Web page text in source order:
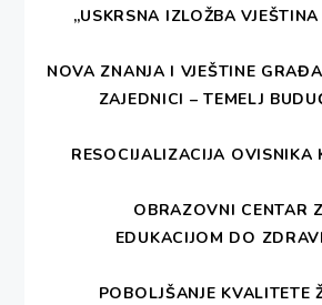
„USKRSNA IZLOŽBA
NOVA ZNANJA I VJEŠTINE
ZAJEDNICI – TEMELJ
RESOCIJALIZACIJA OVISNIKA
OBRAZOVNI CENTAR
EDUKACIJOM DO
POBOLJŠANJE KVALITETE
Projekt se provodi u
županiji, Zagrebačkoj županiji i
Projektni partneri su Institut za
Dubrovnik – Upravni odjel za
planiranje i zaštitu okoliša,
CEKTRA iz Maribora, a
Zavod za prostorno
Europsko udruženje GIS
Umbrella Organisation for